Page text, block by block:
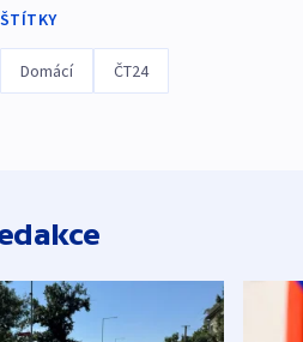
ŠTÍTKY
Domácí ČT24